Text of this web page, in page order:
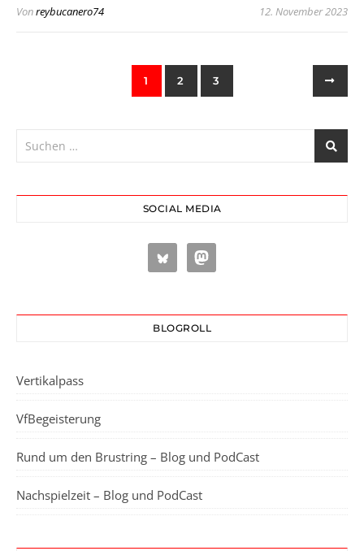
Vonreybucanero74 12. November 2023
1 2 3
SOCIAL MEDIA
BLOGROLL
Vertikalpass
VfBegeisterung
Rund um den Brustring – Blog und PodCast
Nachspielzeit – Blog und PodCast